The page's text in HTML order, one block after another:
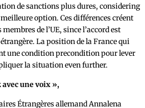
de sanctions plus dures, considering
option. Ces différences créent
de l’UE, since l’accord est
La position de la France qui
une condition precondition pour lever
la situation even further.
avec une voix »,
Étrangères allemand Annalena